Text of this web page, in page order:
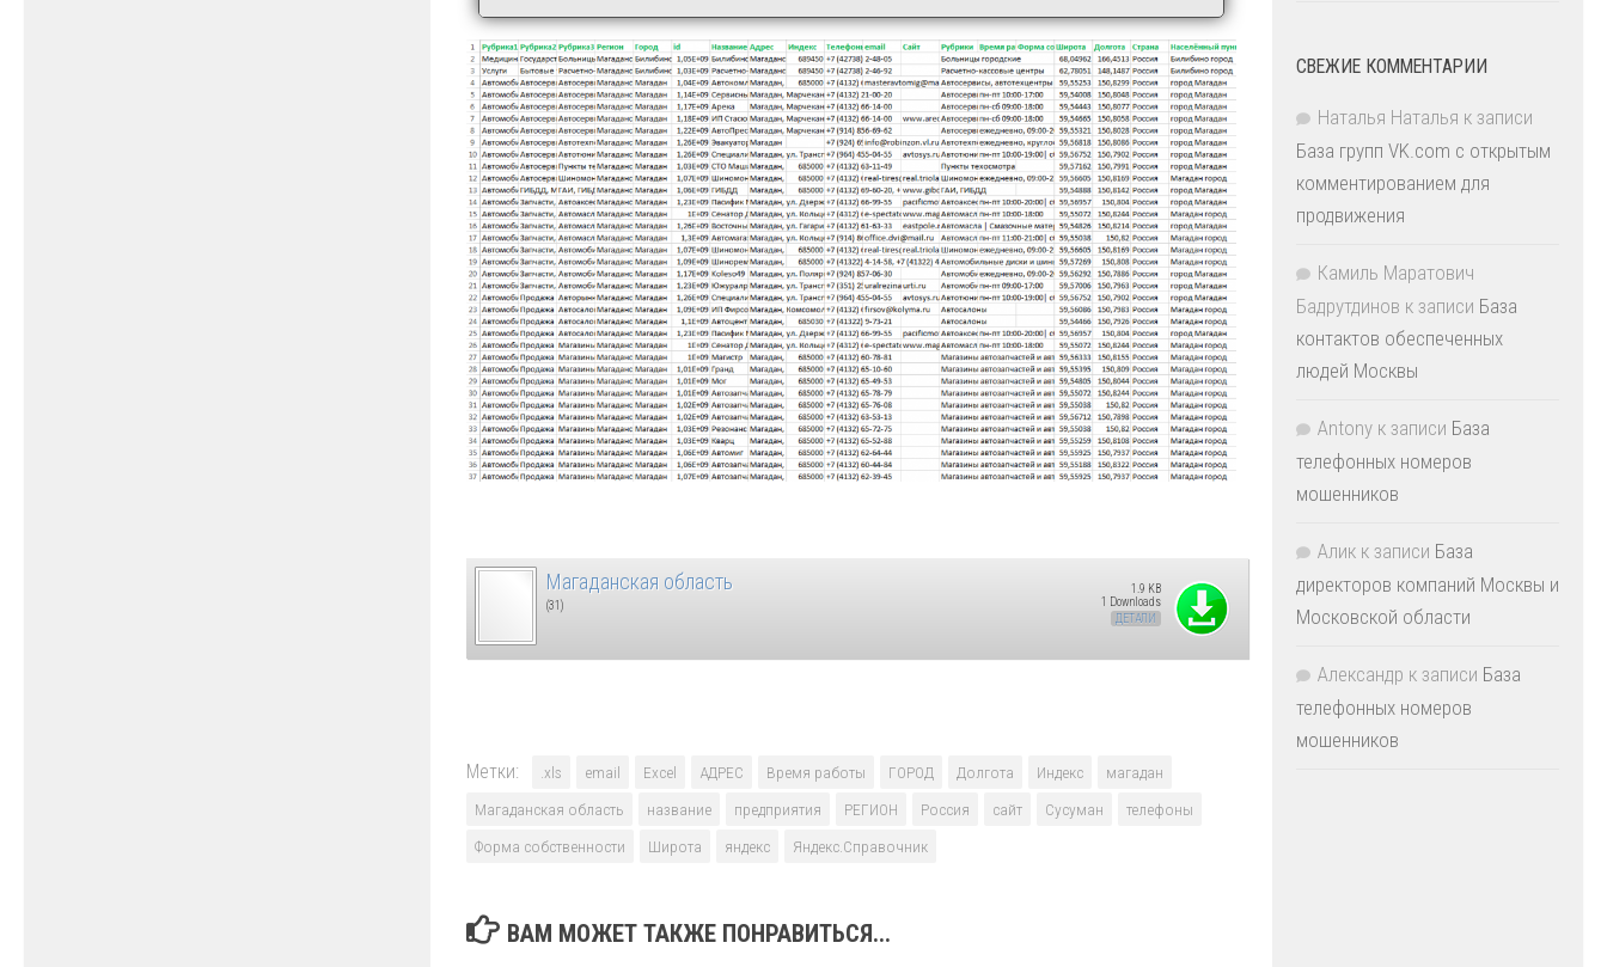
Магаданская область
(31)
1.9 KB
1 Downloads
ДЕТАЛИ
Метки: .xls email Excel АДРЕС Время работы ГОРОД Долгота Индекс
магадан
Магаданская область
название предприятия РЕГИОН Россия сайт Сусуман
телефоны
Форма собственности
Широта яндекс Яндекс.Справочник
ВАМ МОЖЕТ ТАКЖЕ ПОНРАВИТЬСЯ...
СВЕЖИЕ КОММЕНТАРИИ
Наталья Наталья к записи
База групп VK.com с открытым
комментированием для
продвижения
Камиль Маратович
Бадрутдинов к записи База
контактов обеспеченных
людей Москвы
Antony к записи База
телефонных номеров
мошенников
Алик к записи База
директоров компаний Москвы и
Московской области
Александр к записи База
телефонных номеров
мошенников